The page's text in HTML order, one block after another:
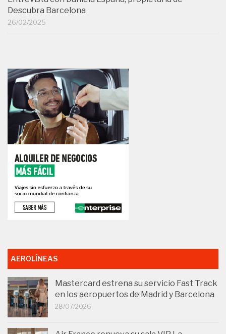
Descubra Barcelona
26/02/2025
AEROLÍNEAS
Mastercard estrena su servicio Fast Track
en los aeropuertos de Madrid y Barcelona
28/07/2026